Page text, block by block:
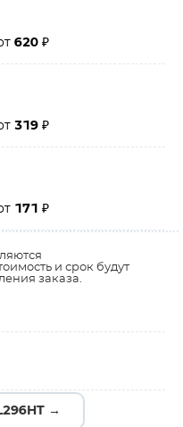
620 ₽
319 ₽
171 ₽
и срок будут
заказа.
→